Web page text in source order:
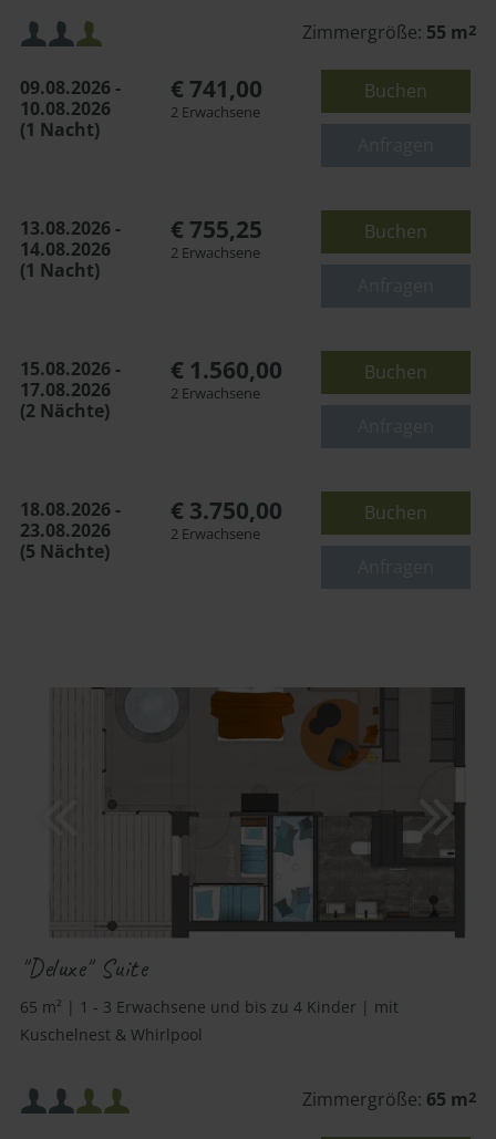
Mindestbelegung:
Maximalbelegung:
Zimmergröße: 55 m2
09.08.2026 -
10.08.2026
(1 Nacht)
€ 741,00
2 Erwachsene
Buchen
13.08.2026 -
14.08.2026
(1 Nacht)
€ 755,25
2 Erwachsene
Buchen
15.08.2026 -
17.08.2026
(2 Nächte)
€ 1.560,00
2 Erwachsene
Buchen
18.08.2026 -
23.08.2026
(5 Nächte)
€ 3.750,00
2 Erwachsene
Buchen
"Deluxe" Suite
65 m² | 1 - 3 Erwachsene und bis zu 4 Kinder | mit
Kuschelnest & Whirlpool
Mindestbelegung: Zimmergröße: 65 m2